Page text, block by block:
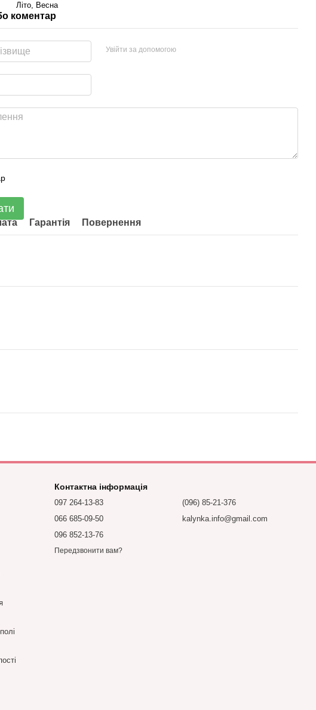
Літо, Весна
коментар
Увійти за допомогою
Гарантія Повернення
Контактна інформація
097 264-13-83
066 685-09-50
096 852-13-76
Передзвонити вам?
(096) 85-21-376
kalynka.info@gmail.com